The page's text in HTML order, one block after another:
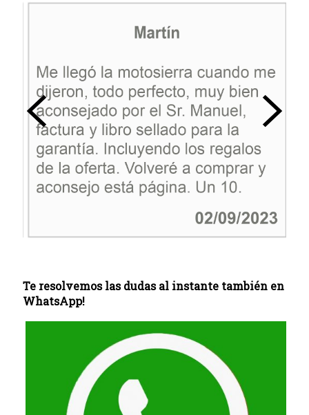
Te resolvemos las dudas al instante también en
WhatsApp!